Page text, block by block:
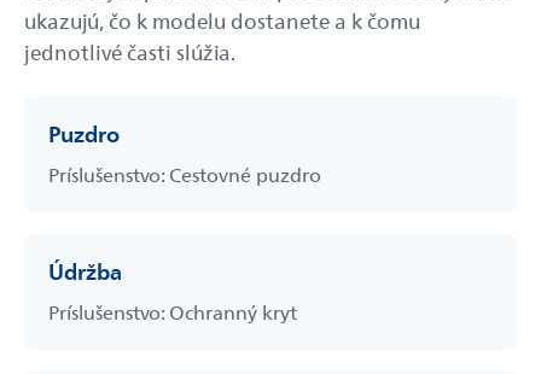
ukazujú, čo k modelu dostanete a k čomu
jednotlivé časti slúžia.
Puzdro
Príslušenstvo: Cestovné puzdro
Údržba
Príslušenstvo: Ochranný kryt